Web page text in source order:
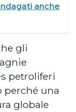
anche
gli
petroliferi
perché una
globale